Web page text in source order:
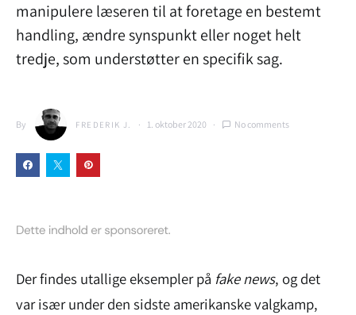
manipulere læseren til at foretage en bestemt
handling, ændre synspunkt eller noget helt
tredje, som understøtter en specifik sag.
By FREDERIK J. 1. oktober 2020 No comments
Der findes utallige eksempler på fake news, og det
var især under den sidste amerikanske valgkamp,